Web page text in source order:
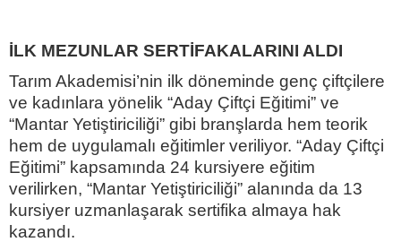
İLK MEZUNLAR SERTİFAKALARINI ALDI
Tarım Akademisi’nin ilk döneminde genç çiftçilere
ve kadınlara yönelik “Aday Çiftçi Eğitimi” ve
“Mantar Yetiştiriciliği” gibi branşlarda hem teorik
hem de uygulamalı eğitimler veriliyor. “Aday Çiftçi
Eğitimi” kapsamında 24 kursiyere eğitim
verilirken, “Mantar Yetiştiriciliği” alanında da 13
kursiyer uzmanlaşarak sertifika almaya hak
kazandı.